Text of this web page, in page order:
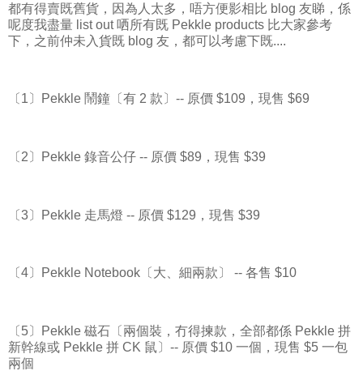
都有得賣既舊貨，因為人太多，唔方便影相比 blog 友睇，係
呢度我盡量 list out 哂所有既 Pekkle products 比大家參考
下，之前仲未入貨既 blog 友，都可以考慮下既....
〔1〕Pekkle 鬧鐘〔有 2 款〕-- 原價 $109，現售 $69
〔2〕Pekkle 錄音公仔 -- 原價 $89，現售 $39
〔3〕Pekkle 走馬燈 -- 原價 $129，現售 $39
〔4〕Pekkle Notebook〔大、細兩款〕 -- 各售 $10
〔5〕Pekkle 磁石〔兩個裝，冇得揀款，全部都係 Pekkle 拼
新幹線或 Pekkle 拼 CK 鼠〕-- 原價 $10 一個，現售 $5 一包
兩個